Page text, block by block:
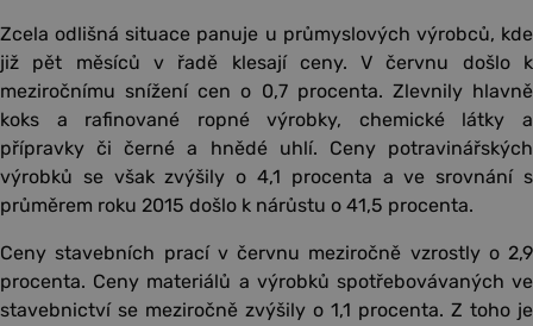
Zcela odlišná situace panuje u průmyslových výrobců, kde
již pět měsíců v řadě klesají ceny. V červnu došlo k
meziročnímu snížení cen o 0,7 procenta. Zlevnily hlavně
koks a rafinované ropné výrobky, chemické látky a
přípravky či černé a hnědé uhlí. Ceny potravinářských
výrobků se však zvýšily o 4,1 procenta a ve srovnání s
průměrem roku 2015 došlo k nárůstu o 41,5 procenta.
Ceny stavebních prací v červnu meziročně vzrostly o 2,9
procenta. Ceny materiálů a výrobků spotřebovávaných ve
stavebnictví se meziročně zvýšily o 1,1 procenta. Z toho je